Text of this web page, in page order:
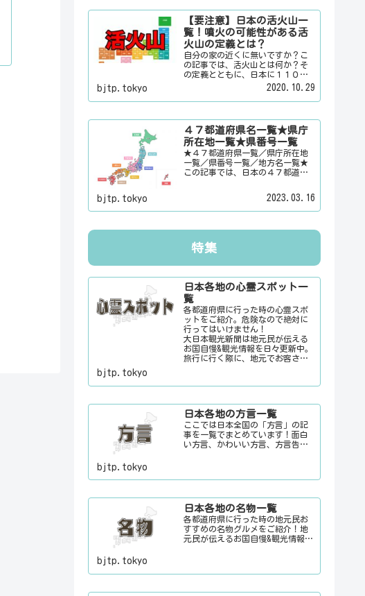
と平均の勤続年数についても表示
しています。
【要注意】日本の活火山一
覧！噴火の可能性がある活
火山の定義とは？
自分の家の近くに無いですか？こ
の記事では、活火山とは何か？そ
の定義とともに、日本に１１０有
るという活火山を一覧でご紹介い
たします。その他にも、大日本観
光新聞では、方言・お土産・名
ト・パワースポット・心霊スポッ
トなどの各都道府県の観光情報・
ローカル情報を配信しています。
bjtp.tokyo 2020.10.29
４７都道府県名一覧★県庁
所在地一覧★県番号一覧
★４７都道府県一覧／県庁所在地
一覧／県番号一覧／地方名一覧★
この記事では、日本の４７都道府
す。それぞれの都道府県名、県庁
所在地、地方名のリンク先にはそ
います。
bjtp.tokyo 2023.03.16
特集
日本各地の心霊スポット一
覧
各都道府県に行った時の心霊スポ
ットをご紹介。危険なので絶対に
行ってはいけません！
大日本観光新聞は地元民が伝える
お国自慢&観光情報を日々更新中。
旅行に行く際に、地元でお客さん
bjtp.tokyo
日本各地の方言一覧
ここでは日本全国の「方言」の記
事を一覧でまとめています！面白
い方言、かわいい方言、方言告
お客さんをおもてなしする時に、
さい。
bjtp.tokyo
日本各地の名物一覧
各都道府県に行った時の地元民お
すすめの名物グルメをご紹介！地
元民が伝えるお国自慢&観光情報を
用下さい。
bjtp.tokyo